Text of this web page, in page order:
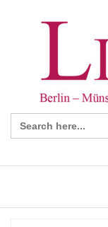
Search
for: